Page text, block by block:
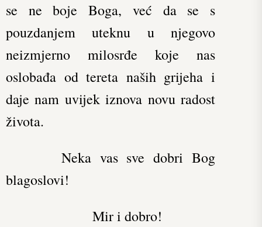
se ne boje Boga, već da se s
pouzdanjem uteknu u njegovo
neizmjerno milosrđe koje nas
oslobađa od tereta naših grijeha i
daje nam uvijek iznova novu radost
života.
Neka vas sve dobri Bog
blagoslovi!
Mir i dobro!